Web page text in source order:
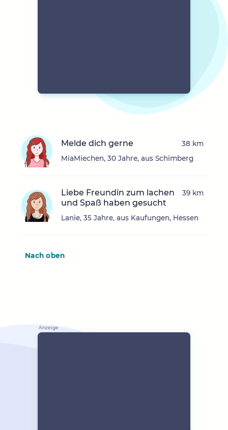
Melde dich gerne
MiaMiechen, 30 Jahre, aus Schimberg
38 km
Liebe Freundin zum lachen
und Spaß haben gesucht
Lanie, 35 Jahre, aus Kaufungen, Hessen
39 km
Nach oben